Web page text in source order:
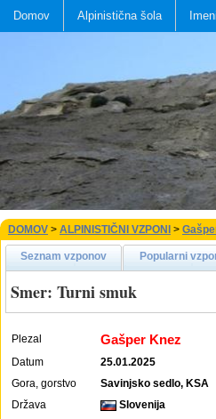
Domov Alpinistična šola
DOMOV > ALPINISTIČNI VZPONI >
Seznam vzponov Popularni
Smer: Turni smuk
Plezal Gašper Knez
Datum
25.01.2025
Gora, gorstvo
Savinjsko sedlo, KSA
Država
Slovenija